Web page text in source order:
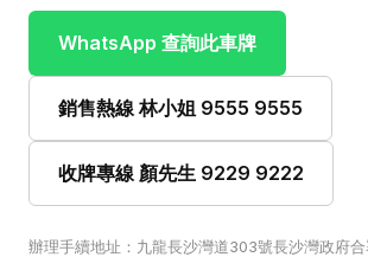
WhatsApp 查詢此車牌
銷售熱線 林小姐 9555 9555
收牌專線 顏先生 9229 9222
辦理手續地址：九龍長沙灣道303號長沙灣政府合